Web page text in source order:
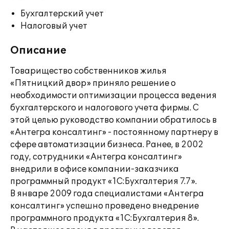
Бухгалтерский учет
Налоговый учет
Описание
Товарищество собственников жилья
«Пятницкий двор» приняло решение о
необходимости оптимизации процесса ведения
бухгалтерского и налогового учета фирмы. С
этой целью руководство компании обратилось в
«Антегра консалтинг» - постоянному партнеру в
сфере автоматизации бизнеса. Ранее, в 2002
году, сотрудники «Антегра консалтинг»
внедрили в офисе компании-заказчика
программный продукт «1С:Бухгалтерия 7.7».
В январе 2009 года специалистами «Антегра
консалтинг» успешно проведено внедрение
программного продукта «1С:Бухгалтерия 8».